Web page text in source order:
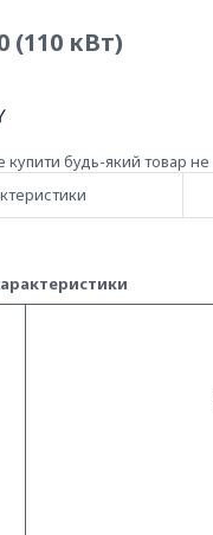
(110 кВт)
купити будь-який товар